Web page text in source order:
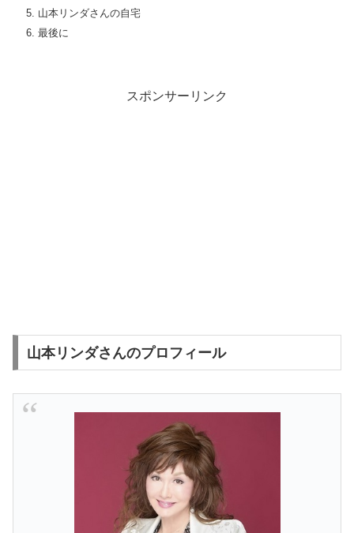
山本リンダさんの自宅
最後に
スポンサーリンク
山本リンダさんのプロフィール